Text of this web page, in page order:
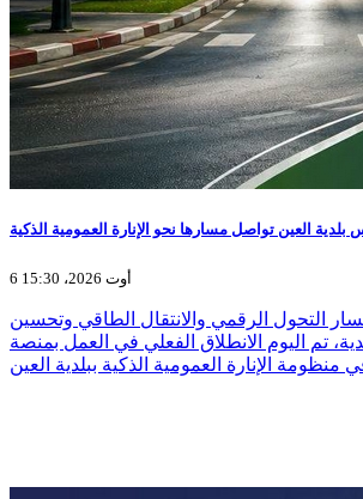
العين تواصل مسارها نحو الإنارة العمومية الذكية
6 أوت 2026، 15:30
التحول الرقمي والانتقال الطاقي وتحسين
تم اليوم الانطلاق الفعلي في العمل بمنصة